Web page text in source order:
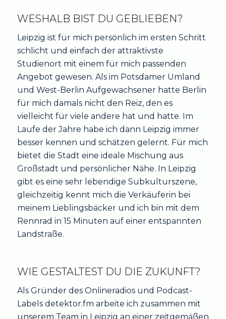
WESHALB BIST DU GEBLIEBEN?
Leipzig ist für mich persönlich im ersten Schritt
schlicht und einfach der attraktivste
Studienort mit einem für mich passenden
Angebot gewesen. Als im Potsdamer Umland
und West-Berlin Aufgewachsener hatte Berlin
für mich damals nicht den Reiz, den es
vielleicht für viele andere hat und hatte. Im
Laufe der Jahre habe ich dann Leipzig immer
besser kennen und schätzen gelernt. Für mich
bietet die Stadt eine ideale Mischung aus
Großstadt und persönlicher Nähe. In Leipzig
gibt es eine sehr lebendige Subkulturszene,
gleichzeitig kennt mich die Verkäuferin bei
meinem Lieblingsbäcker und ich bin mit dem
Rennrad in 15 Minuten auf einer entspannten
Landstraße.
WIE GESTALTEST DU DIE ZUKUNFT?
Als Gründer des Onlineradios und Podcast-
Labels detektor.fm arbeite ich zusammen mit
unserem Team in Leipzig an einer zeitgemäßen